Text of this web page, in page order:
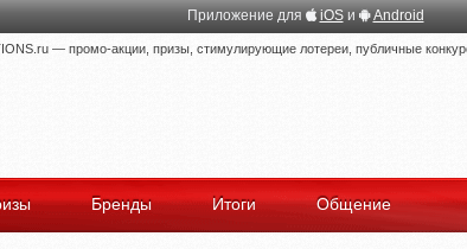
Приложение для iOSи Android
— промо-акции, призы, стимулирующие лотереи, публичные
Бренды Итоги Общение